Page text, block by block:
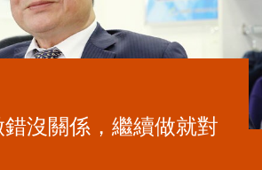
沒關係，繼續做就對